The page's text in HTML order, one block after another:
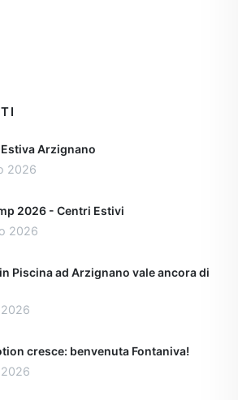
Arzignano
2026
2026 - Centri Estivi
2026
Piscina ad Arzignano vale ancora di
cresce: benvenuta Fontaniva!